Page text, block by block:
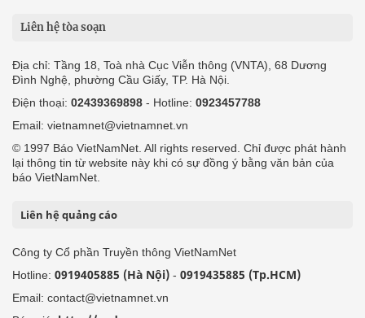
Liên hệ tòa soạn
Địa chỉ: Tầng 18, Toà nhà Cục Viễn thông (VNTA), 68 Dương
Đình Nghệ, phường Cầu Giấy, TP. Hà Nội.
Điện thoại: 02439369898 - Hotline: 0923457788
Email: vietnamnet@vietnamnet.vn
© 1997 Báo VietNamNet. All rights reserved. Chỉ được phát hành
lại thông tin từ website này khi có sự đồng ý bằng văn bản của
báo VietNamNet.
Liên hệ quảng cáo
Công ty Cổ phần Truyền thông VietNamNet
Hotline: 0919405885 (Hà Nội) - 0919435885 (Tp.HCM)
Email: contact@vietnamnet.vn